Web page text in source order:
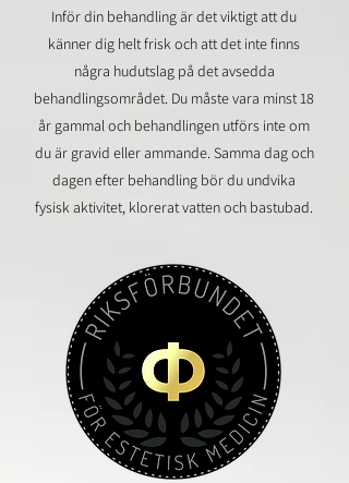
Inför din behandling är det viktigt att du
känner dig helt frisk och att det inte finns
några hudutslag på det avsedda
behandlingsområdet. Du måste vara minst 18
år gammal och behandlingen utförs inte om
du är gravid eller ammande. Samma dag och
dagen efter behandling bör du undvika
fysisk aktivitet, klorerat vatten och bastubad.